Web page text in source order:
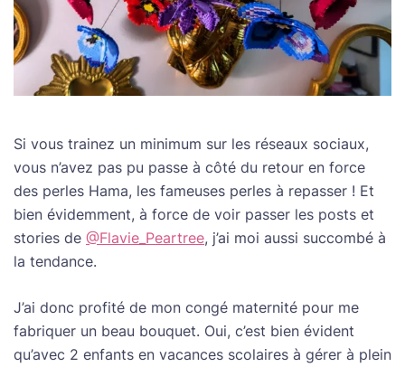
Si vous trainez un minimum sur les réseaux sociaux,
vous n’avez pas pu passe à côté du retour en force
des perles Hama, les fameuses perles à repasser ! Et
bien évidemment, à force de voir passer les posts et
stories de @Flavie_Peartree, j’ai moi aussi succombé à
la tendance.
J’ai donc profité de mon congé maternité pour me
fabriquer un beau bouquet. Oui, c’est bien évident
qu’avec 2 enfants en vacances scolaires à gérer à plein